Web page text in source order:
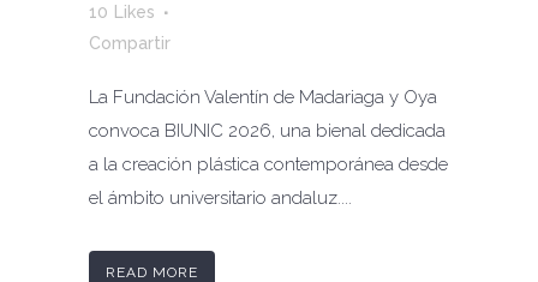
10 Likes
Compartir
La Fundación Valentín de Madariaga y Oya
convoca BIUNIC 2026, una bienal dedicada
a la creación plástica contemporánea desde
el ámbito universitario andaluz....
READ MORE